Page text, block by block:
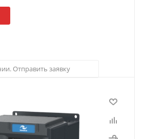
Отправить заявку